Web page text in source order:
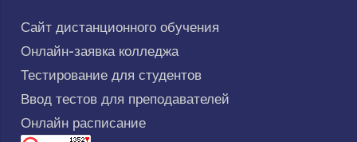
Сайт дистанционного обучения
Онлайн-заявка колледжа
Тестирование для студентов
Ввод тестов для преподавателей
Онлайн расписание